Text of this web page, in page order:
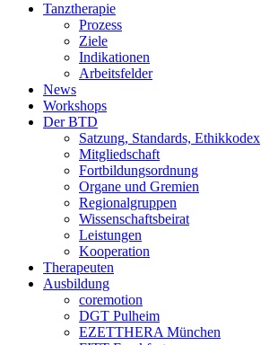
Tanztherapie
Prozess
Ziele
Indikationen
Arbeitsfelder
News
Workshops
Der BTD
Satzung, Standards, Ethikkodex
Mitgliedschaft
Fortbildungsordnung
Organe und Gremien
Regionalgruppen
Wissenschaftsbeirat
Leistungen
Kooperation
Therapeuten
Ausbildung
coremotion
DGT Pulheim
EZETTHERA München